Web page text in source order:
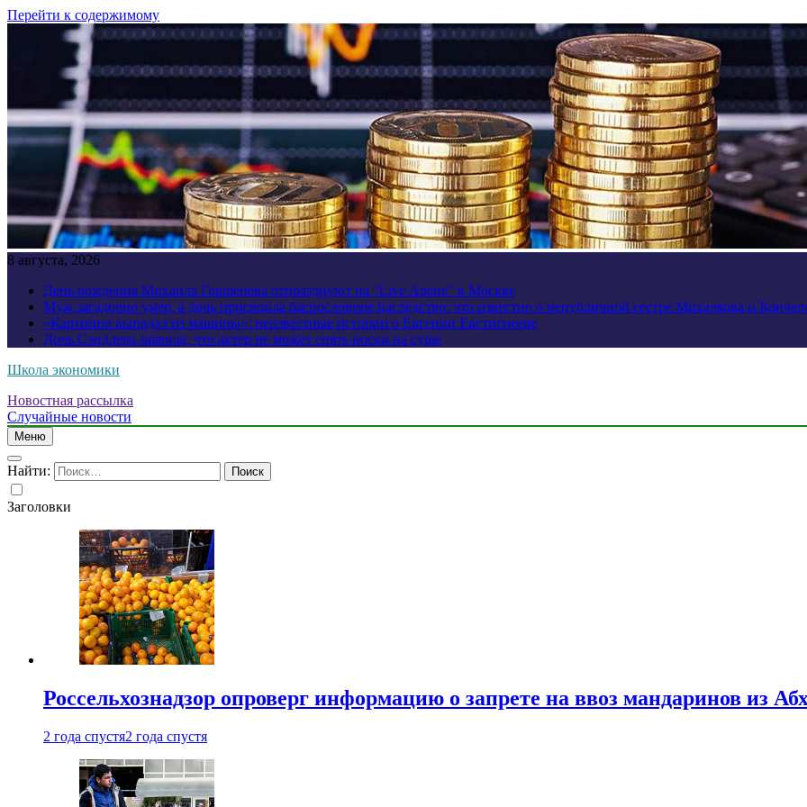
Перейти к содержимому
8 августа, 2026
День рождения Михаила Горшенева отпразднуют на “Live Арене” в Москве
Муж загадочно умер, а дочь присвоила баснословное наследство: что известно о непубличной сестре Михалкова и
«Картинно выпадал из машины»: неизвестные истории о Евгении Евстигнееве
Дочь Сэндлера заявила, что актер не может снять носки на суше
Школа экономики
Новостная рассылка
Случайные новости
Меню
Найти:
Заголовки
Россельхознадзор опроверг информацию о запрете на ввоз мандаринов из
2 года спустя2 года спустя